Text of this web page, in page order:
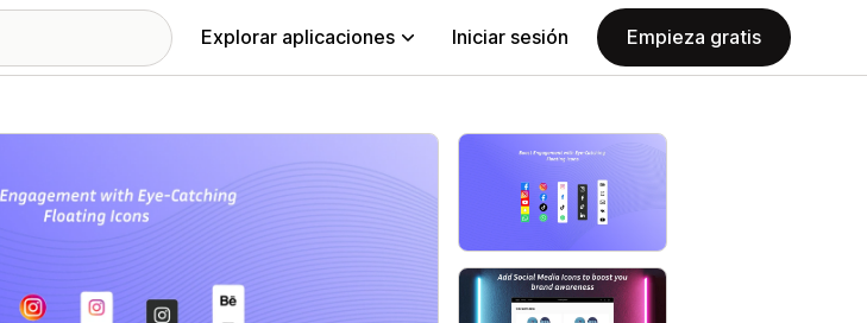
Explorar aplicaciones Iniciar sesión Empieza gratis